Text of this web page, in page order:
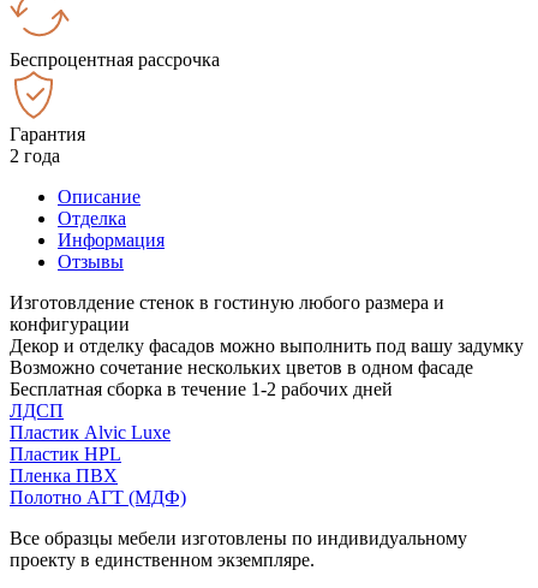
Беспроцентная рассрочка
Гарантия
2 года
Описание
Отделка
Информация
Отзывы
Изготовлдение стенок в гостиную любого размера и
конфигурации
Декор и отделку фасадов можно выполнить под вашу задумку
Возможно сочетание нескольких цветов в одном фасаде
Бесплатная сборка в течение 1-2 рабочих дней
ЛДСП
Пластик Alvic Luxe
Пластик HPL
Пленка ПВХ
Полотно АГТ (МДФ)
Все образцы мебели изготовлены по индивидуальному
проекту в единственном экземпляре.